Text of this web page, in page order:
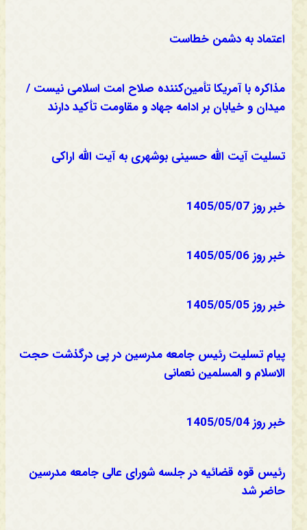
اعتماد به دشمن خطاست
مذاکره با آمریکا تأمین‌کننده صلاح امت اسلامی نیست /
میدان و خیابان بر ادامه جهاد و مقاومت تأکید دارند
تسلیت آیت الله حسینی بوشهری به آیت الله اراکی
خبر روز 1405/05/07
خبر روز 1405/05/06
خبر روز 1405/05/05
پیام تسلیت رئیس جامعه مدرسین در پی درگذشت حجت
الاسلام و المسلمین نعمانی
خبر روز 1405/05/04
رئیس قوه قضائیه در جلسه شورای عالی جامعه مدرسین
حاضر شد